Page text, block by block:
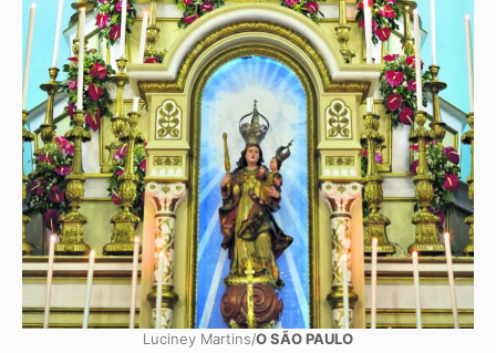
Luciney Martins/O SÃO PAULO